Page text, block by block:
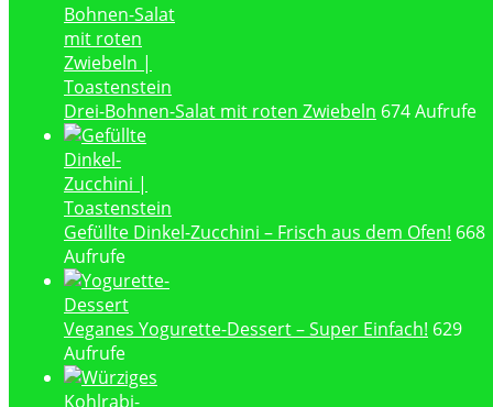
Drei-Bohnen-Salat mit roten Zwiebeln 674 Aufrufe
Gefüllte Dinkel-Zucchini – Frisch aus dem Ofen! 668
Aufrufe
Veganes Yogurette-Dessert – Super Einfach! 629
Aufrufe